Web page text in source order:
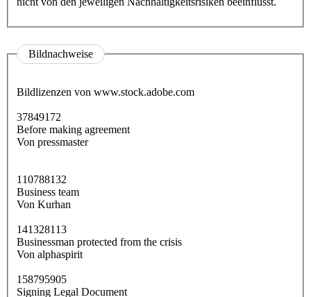
Bildnachweise
Bildlizenzen von www.stock.adobe.com
37849172
Before making agreement
Von pressmaster
110788132
Business team
Von Kurhan
141328113
Businessman protected from the crisis
Von alphaspirit
158795905
Signing Legal Document